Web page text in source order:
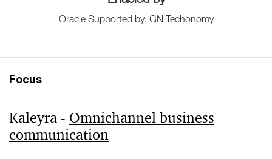
Oracle Supported by: GN Techonomy
Focus
Kaleyra - Omnichannel business
communication